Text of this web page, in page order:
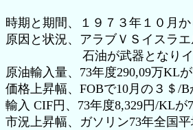
時期と期間、１９７３年１０月
原因と状況、アラブＶＳイスラ
石油が武器となりイス
原油輸入量、73年度290,09万KL
価格上昇幅、FOBで10月の３＄/
輸入 CIF円、73年度8,329円/KL
市況上昇幅、ガソリン73年全国